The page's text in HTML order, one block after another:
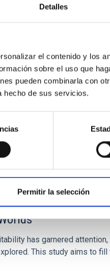
Detalles
el contenido y los
sobre el uso que
pueden combinarla con
hecho de sus servicios.
Permitir la selección
Polymele
Trojan (15094)
Dispersion
has garnered
This study aims to